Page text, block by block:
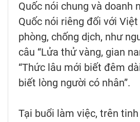
Quốc nói chung và doanh
Quốc nói riêng đối với
phòng, chống dịch, như
câu “Lửa thử vàng, gian
“Thức lâu mới biết đêm
biết lòng người có nhân”.
Tại buổi làm việc, trên